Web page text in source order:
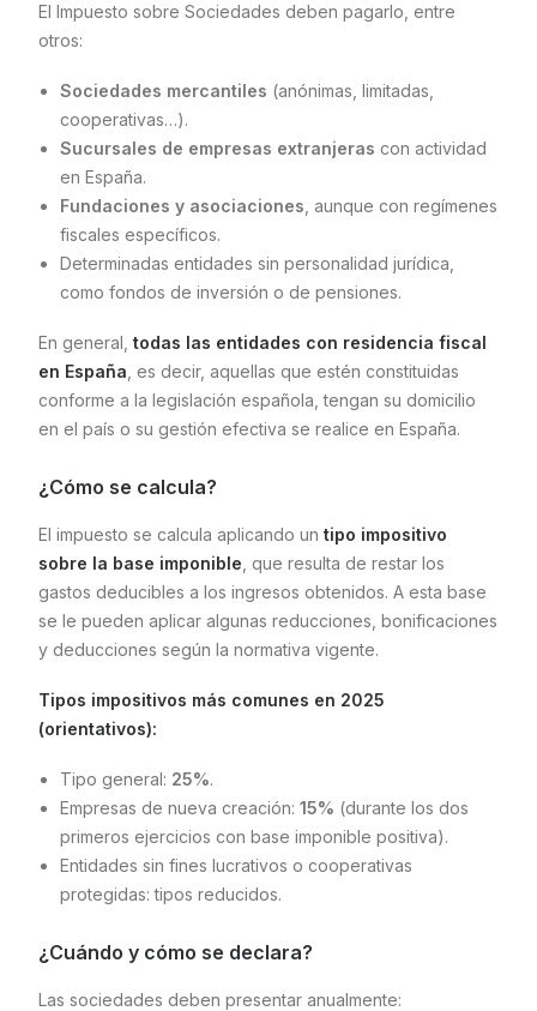
El Impuesto sobre Sociedades deben pagarlo, entre
otros:
Sociedades mercantiles (anónimas, limitadas,
cooperativas…).
Sucursales de empresas extranjeras con actividad
en España.
Fundaciones y asociaciones , aunque con regímenes
fiscales específicos.
Determinadas entidades sin personalidad jurídica,
como fondos de inversión o de pensiones.
En general, todas las entidades con residencia fiscal
en España , es decir, aquellas que estén constituidas
conforme a la legislación española, tengan su domicilio
en el país o su gestión efectiva se realice en España.
¿Cómo se calcula?
El impuesto se calcula aplicando un tipo impositivo
sobre la base imponible , que resulta de restar los
gastos deducibles a los ingresos obtenidos. A esta base
se le pueden aplicar algunas reducciones, bonificaciones
y deducciones según la normativa vigente.
Tipos impositivos más comunes en 2025
(orientativos):
Tipo general: 25%.
Empresas de nueva creación: 15% (durante los dos
primeros ejercicios con base imponible positiva).
Entidades sin fines lucrativos o cooperativas
protegidas: tipos reducidos.
¿Cuándo y cómo se declara?
Las sociedades deben presentar anualmente: